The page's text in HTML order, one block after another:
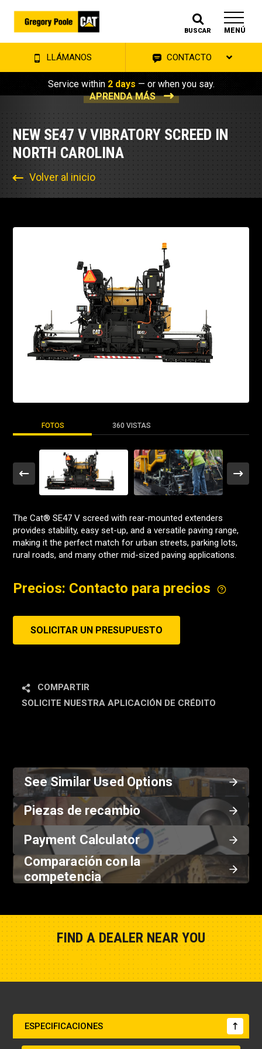
BUSCAR MENÚ
LLÁMANOS CONTACTO
Service within 2 days — or when you say.
APRENDA MÁS
NEW SE47 V VIBRATORY SCREED IN
NORTH CAROLINA
Volver al inicio
FOTOS 360 VISTAS
The Cat® SE47 V screed with rear-mounted extenders
provides stability, easy set-up, and a versatile paving range,
making it the perfect match for urban streets, parking lots,
rural roads, and many other mid-sized paving applications.
Precios: Contacto para precios
SOLICITAR UN PRESUPUESTO
COMPARTIR
SOLICITE NUESTRA APLICACIÓN DE CRÉDITO
See Similar Used Options
Piezas de recambio
Payment Calculator
Comparación con la
competencia
FIND A DEALER NEAR YOU
ESPECIFICACIONES